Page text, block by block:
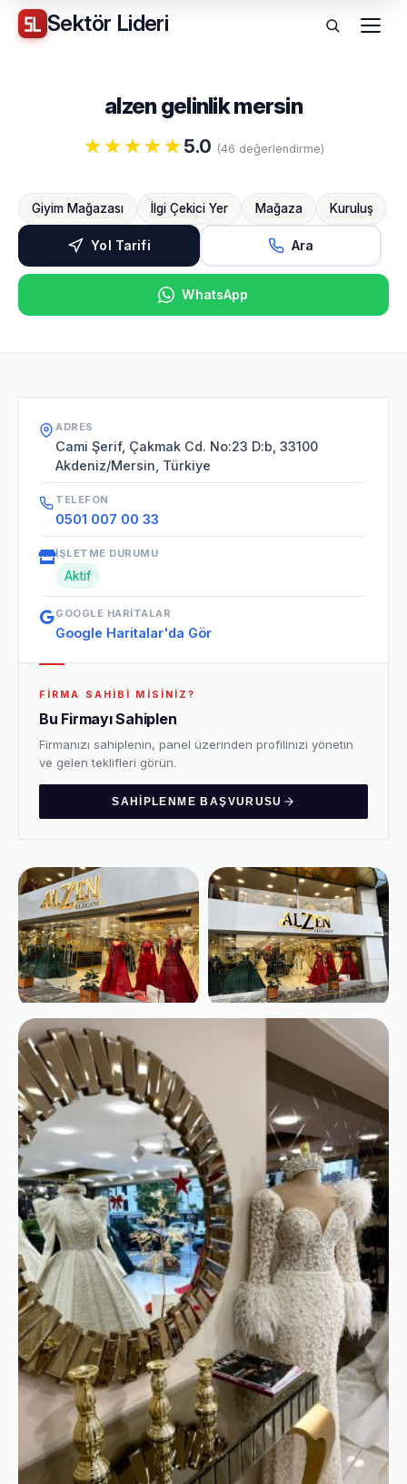
Sektör Lideri Menü
alzen gelinlik mersin
5.0 (46 değerlendirme)
Giyim Mağazası İlgi Çekici Yer Mağaza Kuruluş
Yol Tarifi Ara
WhatsApp
ADRES
Cami Şerif, Çakmak Cd. No:23 D:b, 33100
Akdeniz/Mersin, Türkiye
TELEFON
0501 007 00 33
İŞLETME DURUMU
Aktif
GOOGLE HARITALAR
Google Haritalar'da Gör
FIRMA SAHIBI MISINIZ?
Bu Firmayı Sahiplen
Firmanızı sahiplenin, panel üzerinden profilinizi yönetin
ve gelen teklifleri görün.
SAHIPLENME BAŞVURUSU